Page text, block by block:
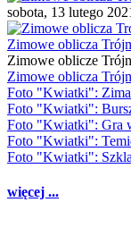
sobota, 13 lutego
Zimowe oblicza
Zimowe oblicze
Zimowe oblicza
Foto "Kwiatki": Zima
Foto "Kwiatki":
Foto "Kwiatki": Gra
Foto "Kwiatki":
Foto "Kwiatki":
więcej ...